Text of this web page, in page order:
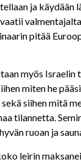
ja käydään
pitää
myös Israelin
miten he
siihen mitä
tilannetta.
ruoan ja
leirin